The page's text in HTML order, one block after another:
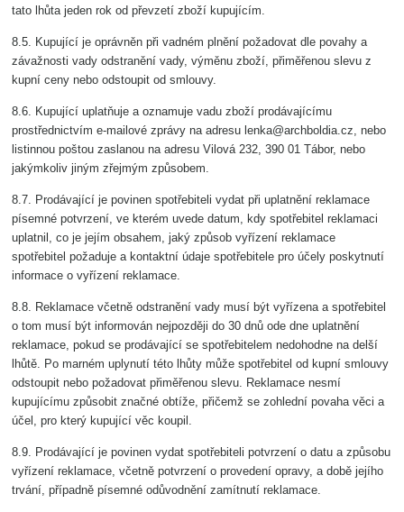
tato lhůta jeden rok od převzetí zboží kupujícím.
8.5. Kupující je oprávněn při vadném plnění požadovat dle povahy a
závažnosti vady odstranění vady, výměnu zboží, přiměřenou slevu z
kupní ceny nebo odstoupit od smlouvy.
8.6. Kupující uplatňuje a oznamuje vadu zboží prodávajícímu
prostřednictvím e-mailové zprávy na adresu lenka@archboldia.cz, nebo
listinnou poštou zaslanou na adresu Vilová 232, 390 01 Tábor, nebo
jakýmkoliv jiným zřejmým způsobem.
8.7. Prodávající je povinen spotřebiteli vydat při uplatnění reklamace
písemné potvrzení, ve kterém uvede datum, kdy spotřebitel reklamaci
uplatnil, co je jejím obsahem, jaký způsob vyřízení reklamace
spotřebitel požaduje a kontaktní údaje spotřebitele pro účely poskytnutí
informace o vyřízení reklamace.
8.8. Reklamace včetně odstranění vady musí být vyřízena a spotřebitel
o tom musí být informován nejpozději do 30 dnů ode dne uplatnění
reklamace, pokud se prodávající se spotřebitelem nedohodne na delší
lhůtě. Po marném uplynutí této lhůty může spotřebitel od kupní smlouvy
odstoupit nebo požadovat přiměřenou slevu. Reklamace nesmí
kupujícímu způsobit značné obtíže, přičemž se zohlední povaha věci a
účel, pro který kupující věc koupil.
8.9. Prodávající je povinen vydat spotřebiteli potvrzení o datu a způsobu
vyřízení reklamace, včetně potvrzení o provedení opravy, a době jejího
trvání, případně písemné odůvodnění zamítnutí reklamace.